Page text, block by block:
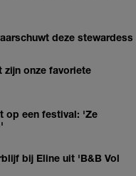
deze stewardess
zijn onze favoriete
op een festival: 'Ze
bij Eline uit 'B&B Vol